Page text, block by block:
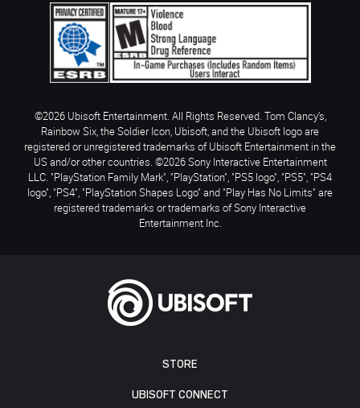
STORE
UBISOFT CONNECT
©2026 Ubisoft Entertainment. All Rights Reserved. Tom Clancy’s,
Rainbow Six, the Soldier Icon, Ubisoft, and the Ubisoft logo are
registered or unregistered trademarks of Ubisoft Entertainment in the
US and/or other countries. ©2026 Sony Interactive Entertainment
LLC. "PlayStation Family Mark", "PlayStation", "PS5 logo", "PS5", "PS4
logo", "PS4", "PlayStation Shapes Logo" and "Play Has No Limits" are
registered trademarks or trademarks of Sony Interactive
Entertainment Inc.